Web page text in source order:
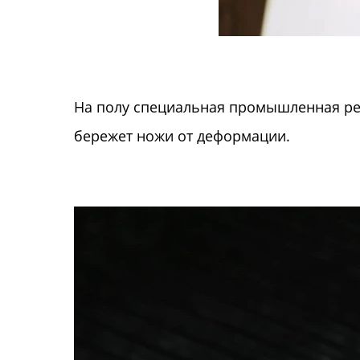
На полу специальная промышленная
бережет ножи от деформации.